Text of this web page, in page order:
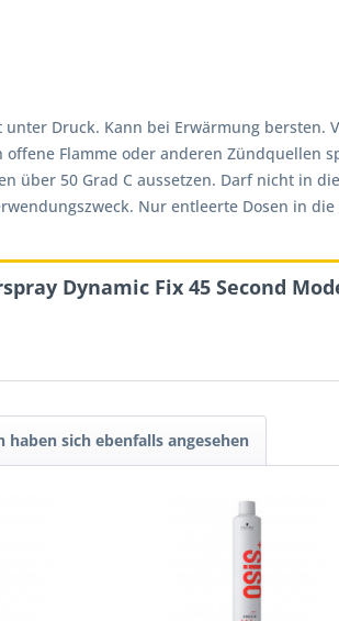
Druck. Kann bei Erwärmung
Flamme oder anderen Zündquellen
über 50 Grad C aussetzen. Darf nicht in
Nur entleerte Dosen in
Dynamic Fix 45 Second
haben sich ebenfalls angesehen